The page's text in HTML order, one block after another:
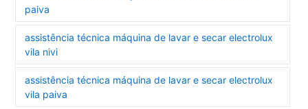
paiva
assistência técnica máquina de lavar e secar electrolux
vila nivi
assistência técnica máquina de lavar e secar electrolux
vila paiva